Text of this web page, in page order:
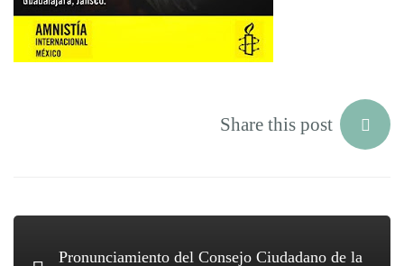
Share this post
Pronunciamiento del Consejo Ciudadano de la